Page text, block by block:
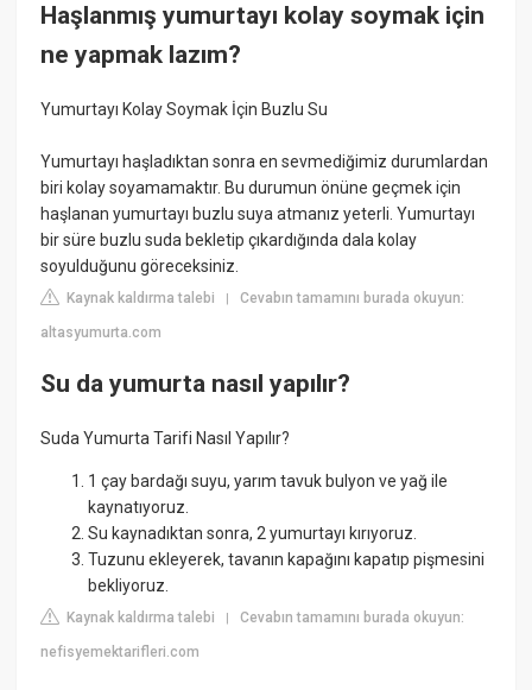
Haşlanmış yumurtayı kolay soymak için
ne yapmak lazım?
Yumurtayı Kolay Soymak İçin Buzlu Su
Yumurtayı haşladıktan sonra en sevmediğimiz durumlardan
biri kolay soyamamaktır. Bu durumun önüne geçmek için
haşlanan yumurtayı buzlu suya atmanız yeterli. Yumurtayı
bir süre buzlu suda bekletip çıkardığında dala kolay
soyulduğunu göreceksiniz.
Kaynak kaldırma talebi |Cevabın tamamını burada okuyun:
altasyumurta.com
Su da yumurta nasıl yapılır?
Suda Yumurta Tarifi Nasıl Yapılır?
1 çay bardağı suyu, yarım tavuk bulyon ve yağ ile
kaynatıyoruz.
Su kaynadıktan sonra, 2 yumurtayı kırıyoruz.
Tuzunu ekleyerek, tavanın kapağını kapatıp pişmesini
bekliyoruz.
Kaynak kaldırma talebi |Cevabın tamamını burada okuyun:
nefisyemektarifleri.com